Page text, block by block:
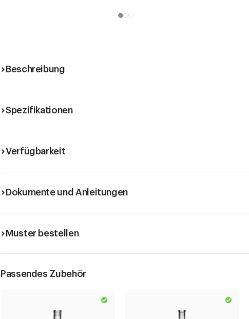
Beschreibung
Spezifikationen
Verfügbarkeit
Dokumente und Anleitungen
Muster bestellen
Passendes Zubehör